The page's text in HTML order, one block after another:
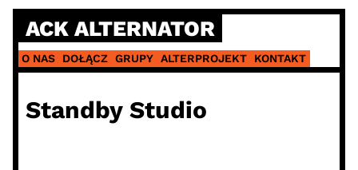
ACK ALTERNATOR
O NAS DOŁĄCZ GRUPY ALTERPROJEKT KONTAKT
Standby Studio